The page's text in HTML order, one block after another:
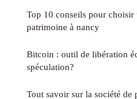
Top 10 conseils pour choisir
patrimoine à nancy
Bitcoin : outil de libération
spéculation?
Tout savoir sur la société de